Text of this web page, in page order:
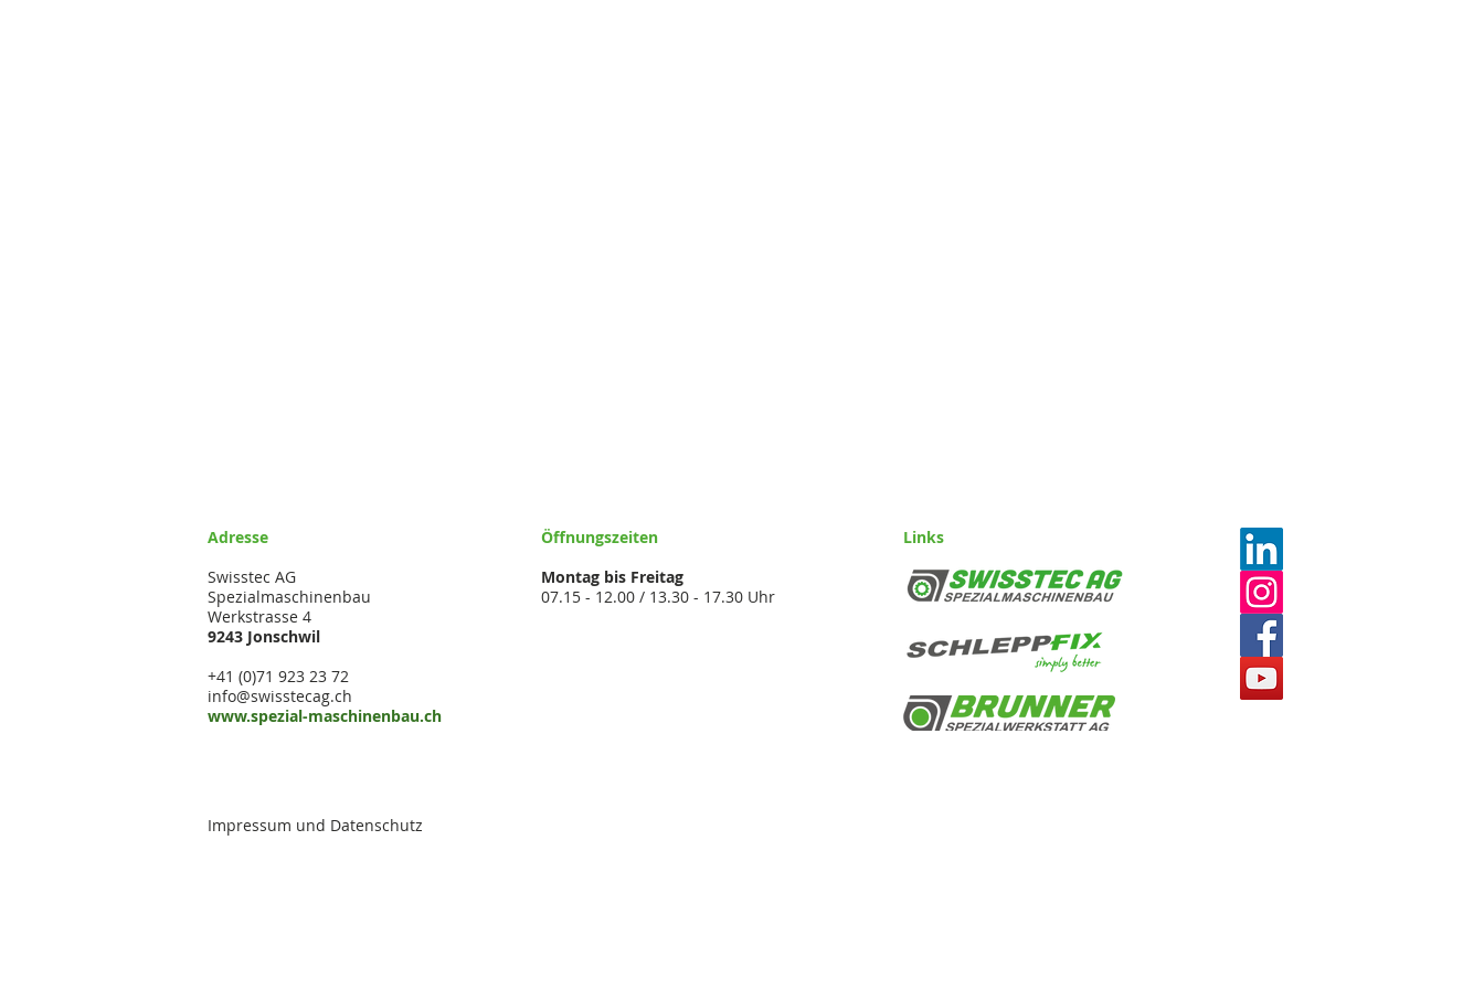
Adresse
Swisstec AG
Spezialmaschinenbau
Werkstrasse 4
9243 Jonschwil
+41 (0)71 923 23 72
info@swisstecag.ch
www.spezial-maschinenbau.ch
Öffnungszeiten
Montag bis Freitag
07.15 - 12.00 / 13.30 - 17.30 Uhr
Links
Impressum und Datenschutz